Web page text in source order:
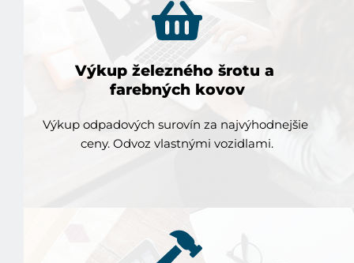
Výkup železného šrotu a
farebných kovov
Výkup odpadových surovín za najvýhodnejšie
ceny. Odvoz vlastnými vozidlami.